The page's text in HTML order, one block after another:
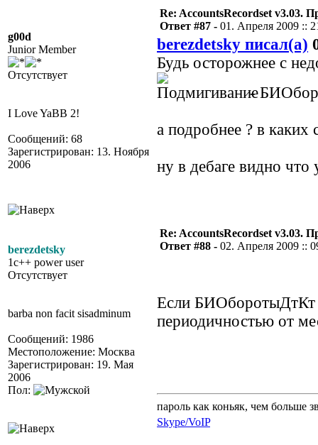
g00d
Junior Member
Отсутствует
I Love YaBB 2!
Сообщений: 68
Зарегистрирован: 13. Ноября
2006
Re: AccountsRecordset v3.03.
Ответ #87 - 01. Апреля 2009 ::
berezdetsky писал(а)
Будь осторожнее с
-
а подробнее ? в каких
ну в дебаге видно что
berezdetsky
1c++ power user
Отсутствует
barba non facit sisadminum
Сообщений: 1986
Местоположение: Москва
Зарегистрирован: 19. Мая
2006
Пол:
Re: AccountsRecordset v3.03.
Ответ #88 - 02. Апреля 2009 ::
Если БИОборотыДтКт
периодичностью от
пароль как коньяк, чем больше
Skype/VoIP